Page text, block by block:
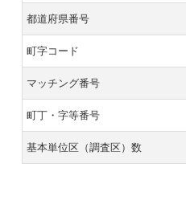
都道府県番号
町字コード
マッチング番号
町丁・字等番号
基本単位区（調査区）数